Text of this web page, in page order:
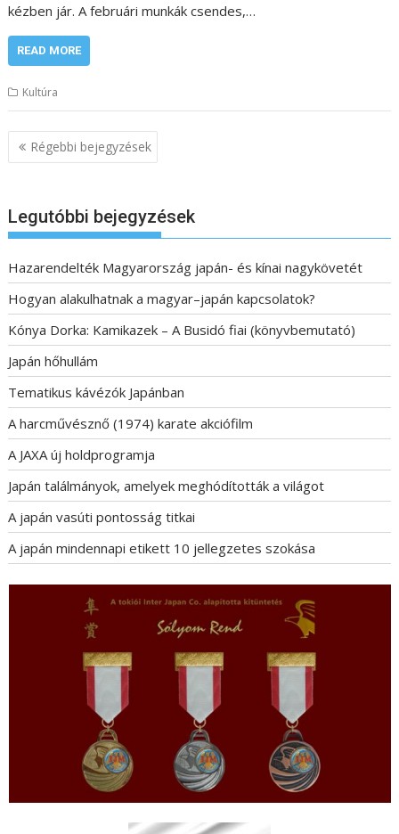
kézben jár. A februári munkák csendes,…
READ MORE
Kultúra
B
e
e
g
y
z
é
s
n
a
v
i
g
á
c
i
ó
Régebbi bejegyzések
Legutóbbi bejegyzések
Hazarendelték Magyarország japán- és kínai nagykövetét
Hogyan alakulhatnak a magyar–japán kapcsolatok?
Kónya Dorka: Kamikazek – A Busidó fiai (könyvbemutató)
Japán hőhullám
Tematikus kávézók Japánban
A harcművésznő (1974) karate akciófilm
A JAXA új holdprogramja
Japán találmányok, amelyek meghódították a világot
A japán vasúti pontosság titkai
A japán mindennapi etikett 10 jellegzetes szokása